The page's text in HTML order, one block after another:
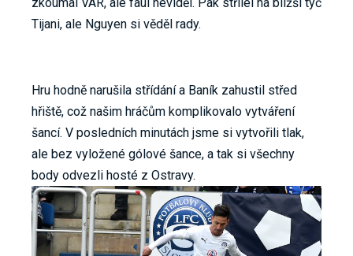
Tijani, ale Nguyen si věděl rady.
Hru hodně narušila střídání a Baník zahustil střed
hřiště, což našim hráčům komplikovalo vytváření
šancí. V posledních minutách jsme si vytvořili tlak,
ale bez vyložené gólové šance, a tak si všechny
body odvezli hosté z Ostravy.